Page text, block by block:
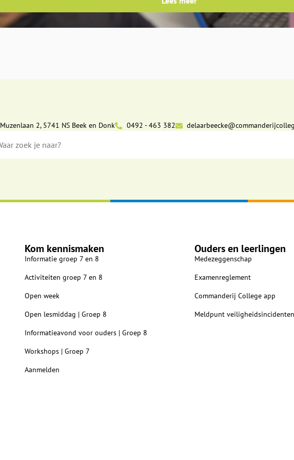
Muzenlaan 2, 5741 NS Beek en Donk 0492 - 463 382
Kom kennismaken
Informatie groep 7 en 8
Activiteiten groep 7 en 8
Open week
Open lesmiddag | Groep 8
Informatieavond voor ouders | Groep 8
Workshops | Groep 7
Aanmelden
Ouders en leerlingen
Medezeggenschap
Examenreglement
Commanderij College app
Meldpunt veiligheidsincidenten